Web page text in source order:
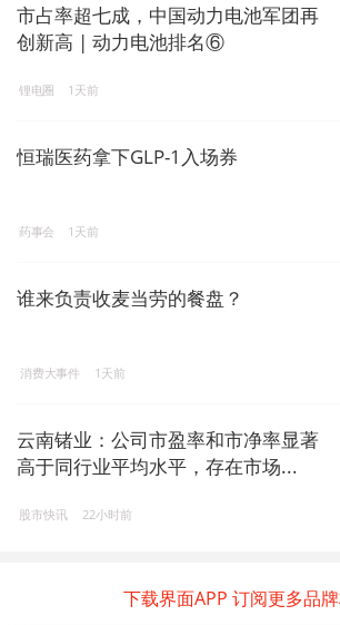
市占率超七成，中国动力电池军团再
创新高 | 动力电池排名⑥
锂电圈 1天前
恒瑞医药拿下GLP-1入场券
药事会 1天前
谁来负责收麦当劳的餐盘？
消费大事件 1天前
云南锗业：公司市盈率和市净率显著
高于同行业平均水平，存在市场...
股市快讯 22小时前
下载界面APP 订阅更多品